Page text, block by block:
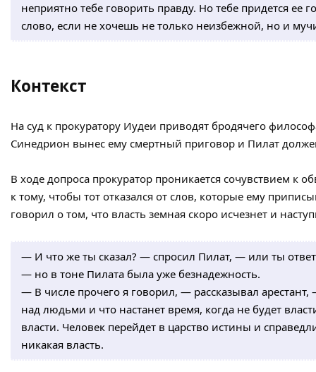
неприятно тебе говорить правду. Но тебе придется ее
слово, если не хочешь не только неизбежной, но и
Контекст
На суд к прокуратору Иудеи приводят бродячего
Синедрион вынес ему смертный приговор и Пилат
В ходе допроса прокуратор проникается сочувствием к
к тому, чтобы тот отказался от слов, которые ему
говорил о том, что власть земная скоро исчезнет и
— И что же ты сказал? — спросил Пилат, — или ты
— но в тоне Пилата была уже безнадежность.
— В числе прочего я говорил, — рассказывал арестант,
над людьми и что настанет время, когда не будет
власти. Человек перейдет в царство истины и
никакая власть.